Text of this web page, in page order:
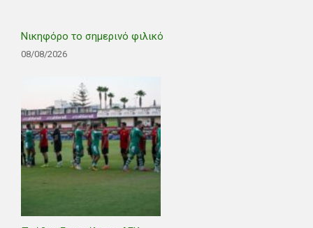
Νικηφόρο το σημερινό φιλικό
08/08/2026